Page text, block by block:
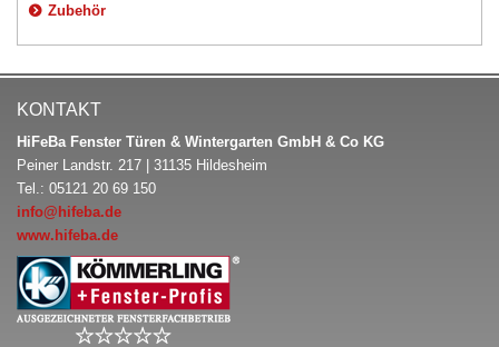
Zubehör
KONTAKT
HiFeBa Fenster Türen & Wintergarten GmbH & Co KG
Peiner Landstr. 217 | 31135 Hildesheim
Tel.: 05121 20 69 150
info@hifeba.de
www.hifeba.de